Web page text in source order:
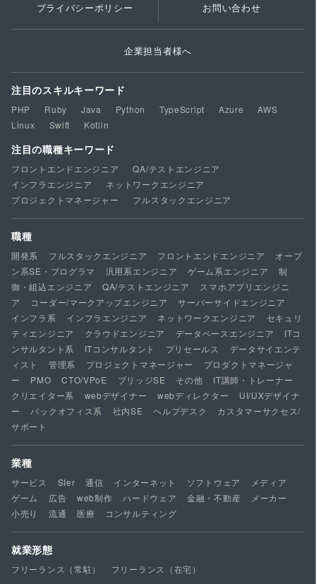
プライバシーポリシー お問い合わせ
企業担当者様へ
注目のスキルキーワード
PHP Ruby Java Python TypeScript Azure
AWS
Linux
Swift Kotlin
注目の職種キーワード
フロントエンドエンジニア
QA/テストエンジニア
インフラエンジニア
ネットワークエンジニア
プロジェクトマネージャー
フルスタックエンジニア
職種
開発系 フルスタックエンジニア フロントエンドエンジニア
オープ
ン系SE・プログラマ
汎用系エンジニア ゲーム系エンジニア
制
御・組込エンジニア
QA/テストエンジニア
スマホアプリエンジニ
ア
コーダー/マークアップエンジニア
サーバーサイドエンジニア
インフラ系
インフラエンジニア ネットワークエンジニア
セキュリ
ティエンジニア
クラウドエンジニア データベースエンジニア
ITコ
ンサルタント系
ITコンサルタント プリセールス
データサイエンテ
ィスト
管理系 プロジェクトマネージャー
プロダクトマネージャ
ー
PMO CTO/VPoE ブリッジSE その他
IT講師・トレーナー
クリエイター系
webデザイナー webディレクター
UI/UXデザイナ
ー
バックオフィス系 社内SE ヘルプデスク
カスタマーサクセス/
サポート
業種
サービス SIer 通信 インターネット ソフトウェア
メディア
ゲーム
広告 web制作 ハードウェア 金融・不動産
メーカー
小売り
流通 医療 コンサルティング
就業形態
フリーランス（常駐） フリーランス（在宅）